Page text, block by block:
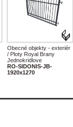
Obecné objekty - exteriér
/ Ploty Royal Brany
Jednokridlove
RO-SIDONIS-JB-
1920x1270